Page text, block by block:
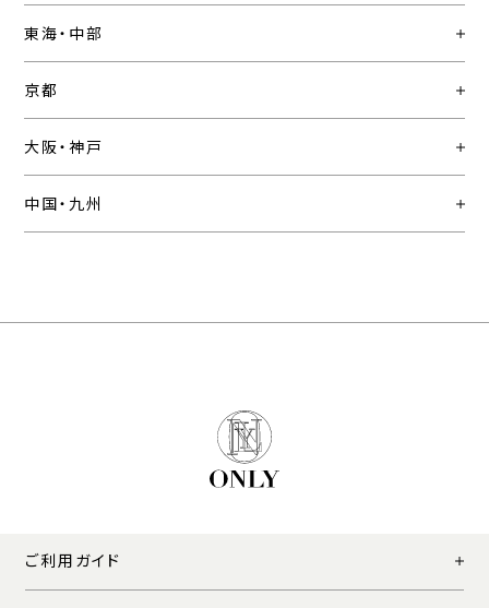
東海・中部
京都
大阪・神戸
中国・九州
ご利用ガイド